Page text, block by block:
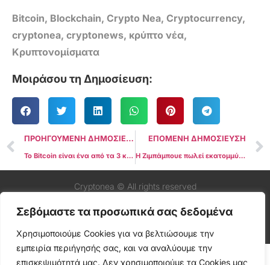
Σεβόμαστε τα προσωπικά σας δεδομένα
Χρησιμοποιούμε Cookies για να βελτιώσουμε την
εμπειρία περιήγησής σας, και να αναλύουμε την
επισκεψιμότητά μας. Δεν χρησιμοποιούμε τα Cookies μας
Bitcoin, Blockchain, Crypto Nea, Cryptocurrency,
cryptonea, cryptonews, κρύπτο νέα,
Κρυπτονομίσματα
Μοιράσου τη Δημοσίευση:
ΠΡΟΗΓΟΥΜΕΝΗ ΔΗΜΟΣΙΕΥΣΗ
Το Bitcoin είναι ένα από τα 3 κορυφαία περιουσιακά στοιχεία σε περίπτωση χρεοκοπίας των ΗΠΑ: Έρευνα
ΕΠΟΜΕΝΗ ΔΗΜΟΣΙΕΥΣΗ
Η Ζιμπάμπουε πωλεί εκατομμύρια crypto tokens που υποστηρίζονται από χρυσό παρά την προειδοποίηση του ΔΝΤ
Cryptonea © All rights reserved